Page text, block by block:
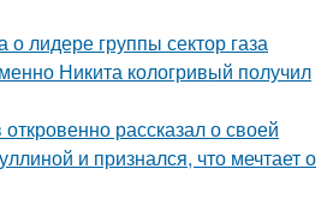
лидере группы сектор газа
Никита кологривый получил
рассказал о своей
и признался, что мечтает о